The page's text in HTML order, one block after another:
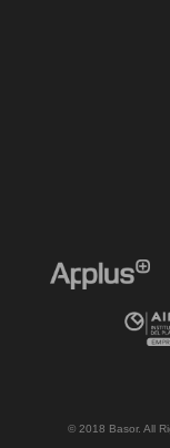
© 2018 Basor. All